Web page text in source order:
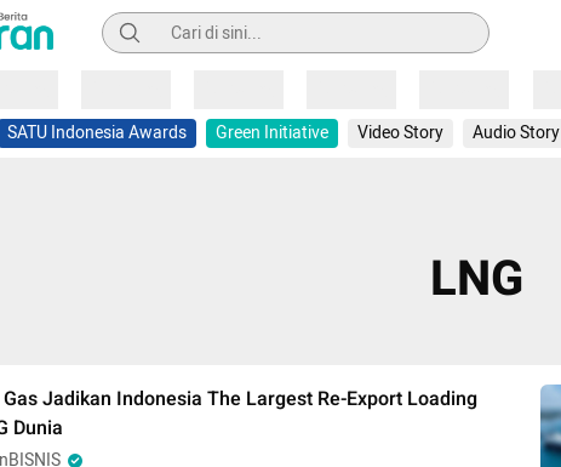
Pencarian
SATU Indonesia Awards Green Initiative Video Story Audio Story
LNG
Jadikan Indonesia The Largest Re-Export Loading
Dunia